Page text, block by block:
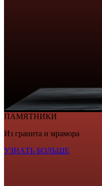
ПАМЯТНИКИ
Из гранита и мрамора
УЗНАТЬ БОЛЬШЕ